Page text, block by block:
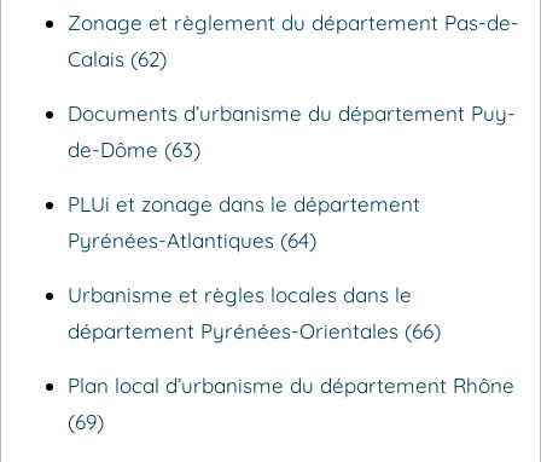
Zonage et règlement du département Pas-de-
Calais (62)
Documents d’urbanisme du département Puy-
de-Dôme (63)
PLUi et zonage dans le département
Pyrénées-Atlantiques (64)
Urbanisme et règles locales dans le
département Pyrénées-Orientales (66)
Plan local d’urbanisme du département Rhône
(69)